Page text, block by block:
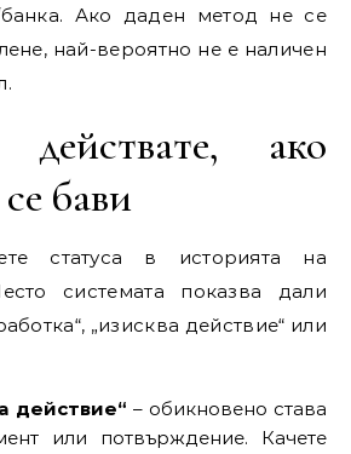
банка. Ако даден метод не се
най-вероятно не е наличен
ако
бави
статуса в историята на
системата показва дали
„изисква действие“ или
действие“ – обикновено става
или потвърждение. Качете